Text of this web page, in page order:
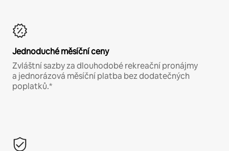
Jednoduché měsíční ceny
Zvláštní sazby za dlouhodobé rekreační pronájmy
a jednorázová měsíční platba bez dodatečných
poplatků.*